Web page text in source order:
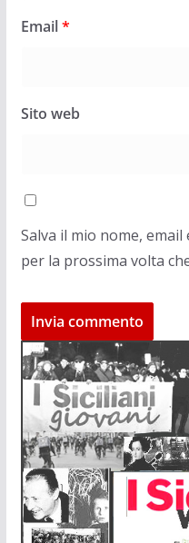
Email*
Sito web
Salva il mio nome,
per la prossima volta